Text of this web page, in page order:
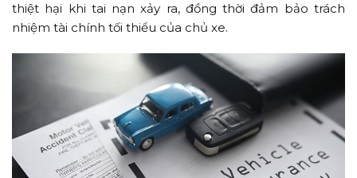
thiệt hại khi tai nạn xảy ra, đồng thời đảm bảo trách
nhiệm tài chính tối thiểu của chủ xe.